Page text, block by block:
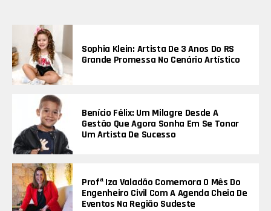
Sophia Klein: Artista De 3 Anos Do RS
Grande Promessa No Cenário Artístico
Benício Félix: Um Milagre Desde A
Gestão Que Agora Sonha Em Se Tonar
Um Artista De Sucesso
Profª Iza Valadão Comemora O Mês Do
Engenheiro Civil Com A Agenda Cheia De
Eventos Na Região Sudeste